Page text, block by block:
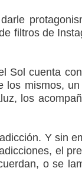
filtros de
Sol cuenta
los mismos,
los
Y sin
el
o se